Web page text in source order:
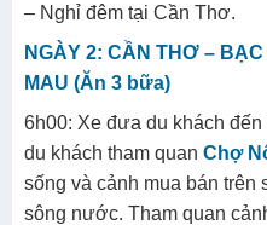
– Nghỉ đêm tại Cần Thơ.
NGÀY 2: CẦN THƠ –
MAU (Ăn 3 bữa)
6h00: Xe đưa du khách
du khách tham quan Chợ
sống và cảnh mua bán
sông nước. Tham quan